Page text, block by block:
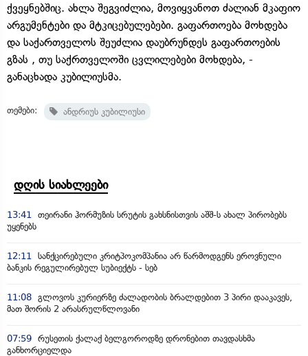
ქვეყნებშიც. ახლა შეგვიძლია, მოვიყვანოთ ძალიან მკაფიო
არგუმენტები და მტკიცებულებები. გაფართოება მოხდება
და საქართველოს შეუძლია დაუბრუნდეს გაფართოების
გზას , თუ საქრთველოში ცვლილებები მოხდება, -
განაცხადა კუბილიუსმა.
თემები: ანდრიუს კუბილიუსი
დღის სიახლეები
13:41
თეირანი ჰორმუზის სრუტის გახსნისთვის აშშ-ს ახალ პირობებს
უყენებს
12:11
სანქცირებული კრიტპოკომპანია არ წარმოდგენს ეროვნული
ბანკის რეგულირებულ სუბიექტს - სებ
11:08 გლოვოს კურიერზე ძალადობის ბრალდებით 3 პირი დააკავეს,
მათ შორის 2 არასრულწლოვანი
07:59 რუსეთის ქალაქ ბელგოროდზე დრონებით თავდასხმა
განხორციელდა